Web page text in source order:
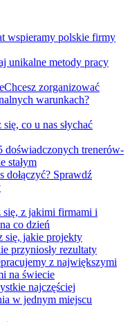
wspieramy polskie firmy
unikalne metody pracy
Chcesz zorganizować
warunkach?
co u nas słychać
doświadczonych trenerów-
stałym
dołączyć? Sprawdź
z jakimi firmami i
co dzień
się, jakie projekty
przyniosły rezultaty
z największymi
na świecie
najczęściej
w jednym miejscu